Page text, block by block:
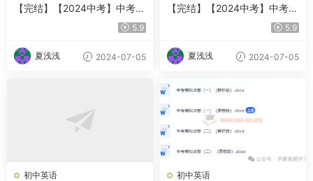
【完结】【2024中考】中考英
5.9
夏浅浅 2024-07-05
【完结】【2024中考】中考英
5.9
夏浅浅 2024-07-05
初中英语 初中英语